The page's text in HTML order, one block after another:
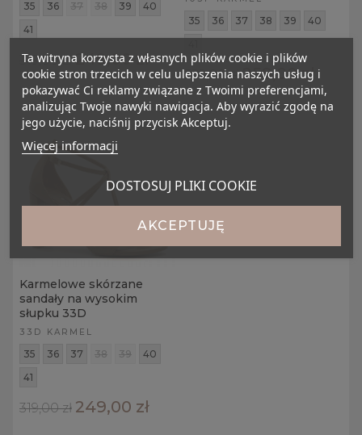
35 36 37 38 39
40
41
319,00 zł 249,00 zł
35 36 37 38 39
40
329,00 zł 259,00 zł
Karmelowe skórzane
sandały na wysokim
słupku 33D
33D KARMEL
35 36 37 38 39
40
41
319,00 zł 249,00 zł
Ta witryna korzysta z własnych plików cookie i plików
cookie stron trzecich w celu ulepszenia naszych usług i
pokazywać Ci reklamy związane z Twoimi preferencjami,
analizując Twoje nawyki nawigacja. Aby wyrazić zgodę na
jego użycie, naciśnij przycisk Akceptuj.
Więcej informacji
DOSTOSUJ PLIKI COOKIE
AKCEPTUJĘ